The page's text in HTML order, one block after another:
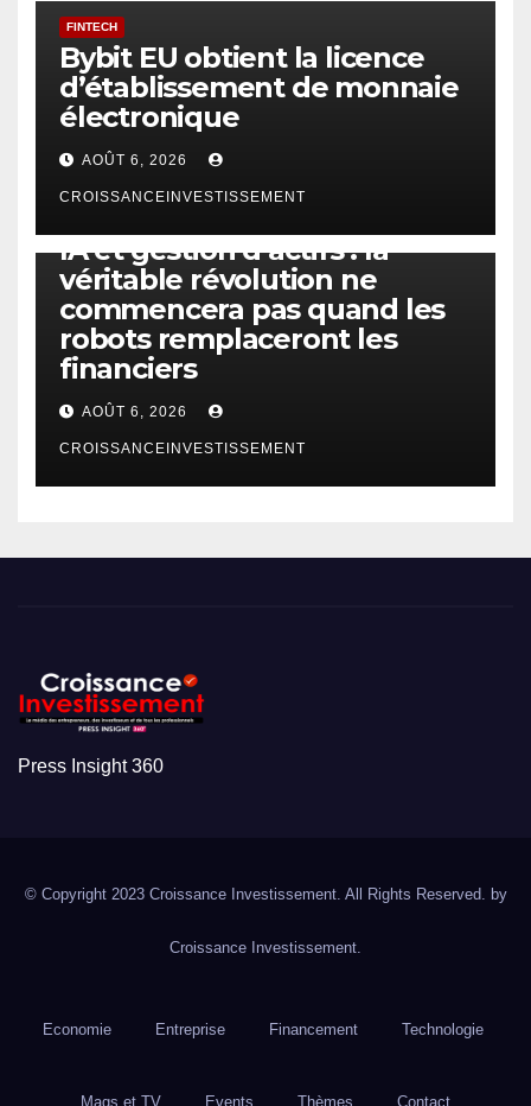
FINTECH
Bybit EU obtient la licence
d’établissement de monnaie
électronique
AOÛT 6, 2026
CROISSANCEINVESTISSEMENT
IA et gestion d’actifs : la
véritable révolution ne
commencera pas quand les
robots remplaceront les
financiers
AOÛT 6, 2026
CROISSANCEINVESTISSEMENT
Press Insight 360
© Copyright 2023 Croissance Investissement. All Rights Reserved. by
Croissance Investissement.
Economie Entreprise Financement Technologie
Mags et TV Events Thèmes Contact